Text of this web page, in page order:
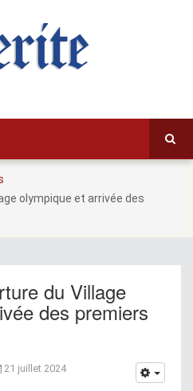
olympique et arrivée des
du Village
des premiers
21 juillet 2024